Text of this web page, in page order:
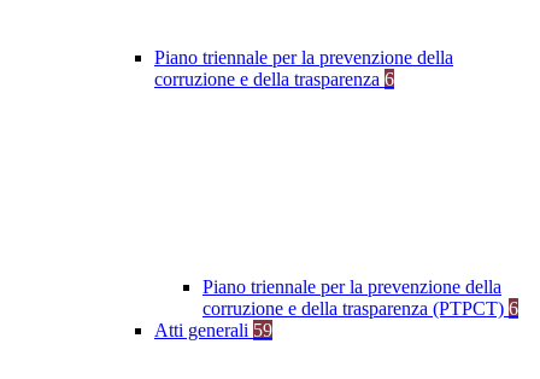
Piano triennale per la prevenzione della
corruzione e della trasparenza 6
Piano triennale per la prevenzione della
corruzione e della trasparenza (PTPCT) 6
Atti generali 59